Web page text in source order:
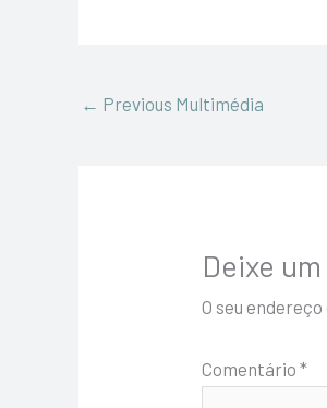
← Previous Multimédia
Deixe
O seu
Comentário*